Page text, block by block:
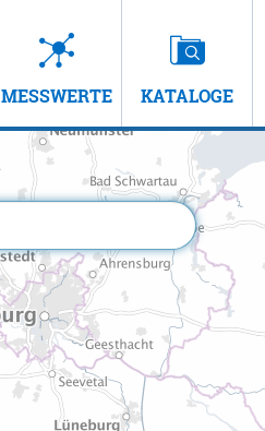
MESSWERTE KATALOGE